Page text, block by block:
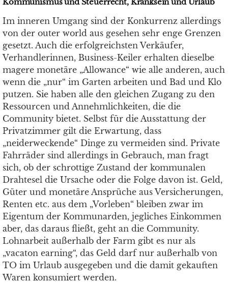
Im inneren Umgang sind der Konkurrenz allerdings
von der outer world aus gesehen sehr enge Grenzen
gesetzt. Auch die erfolgreichsten Verkäufer,
Verhandlerinnen, Business-Keiler erhalten dieselbe
magere monetäre „Allowance“ wie alle anderen, auch
wenn die „nur“ im Garten arbeiten und Bad und Klo
putzen. Sie haben alle den gleichen Zugang zu den
Ressourcen und Annehmlichkeiten, die die
Community bietet. Selbst für die Ausstattung der
Privatzimmer gilt die Erwartung, dass
„neiderweckende“ Dinge zu vermeiden sind. Private
Fahrräder sind allerdings in Gebrauch, man fragt
sich, ob der schrottige Zustand der kommunalen
Drahtesel die Ursache oder die Folge davon ist. Geld,
Güter und monetäre Ansprüche aus Versicherungen,
Renten etc. aus dem „Vorleben“ bleiben zwar im
Eigentum der Kommunarden, jegliches Einkommen
aber, das daraus fließt, geht an die Community.
Lohnarbeit außerhalb der Farm gibt es nur als
„vacaton earning“, das Geld darf nur außerhalb von
TO im Urlaub ausgegeben und die damit gekauften
Waren konsumiert werden.